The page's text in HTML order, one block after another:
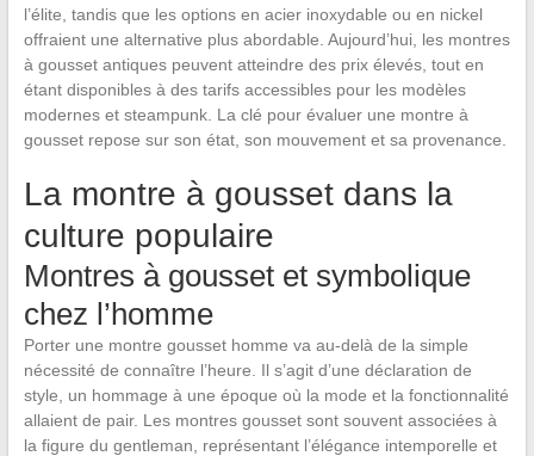
l’élite, tandis que les options en acier inoxydable ou en nickel
offraient une alternative plus abordable. Aujourd’hui, les montres
à gousset antiques peuvent atteindre des prix élevés, tout en
étant disponibles à des tarifs accessibles pour les modèles
modernes et steampunk. La clé pour évaluer une montre à
gousset repose sur son état, son mouvement et sa provenance.
La montre à gousset dans la
culture populaire
Montres à gousset et symbolique
chez l’homme
Porter une montre gousset homme va au-delà de la simple
nécessité de connaître l’heure. Il s’agit d’une déclaration de
style, un hommage à une époque où la mode et la fonctionnalité
allaient de pair. Les montres gousset sont souvent associées à
la figure du gentleman, représentant l’élégance intemporelle et